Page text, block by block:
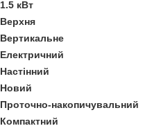
1.5 кВт
Верхня
Вертикальне
Електричний
Настінний
Новий
Проточно-накопичувальний
Компактний